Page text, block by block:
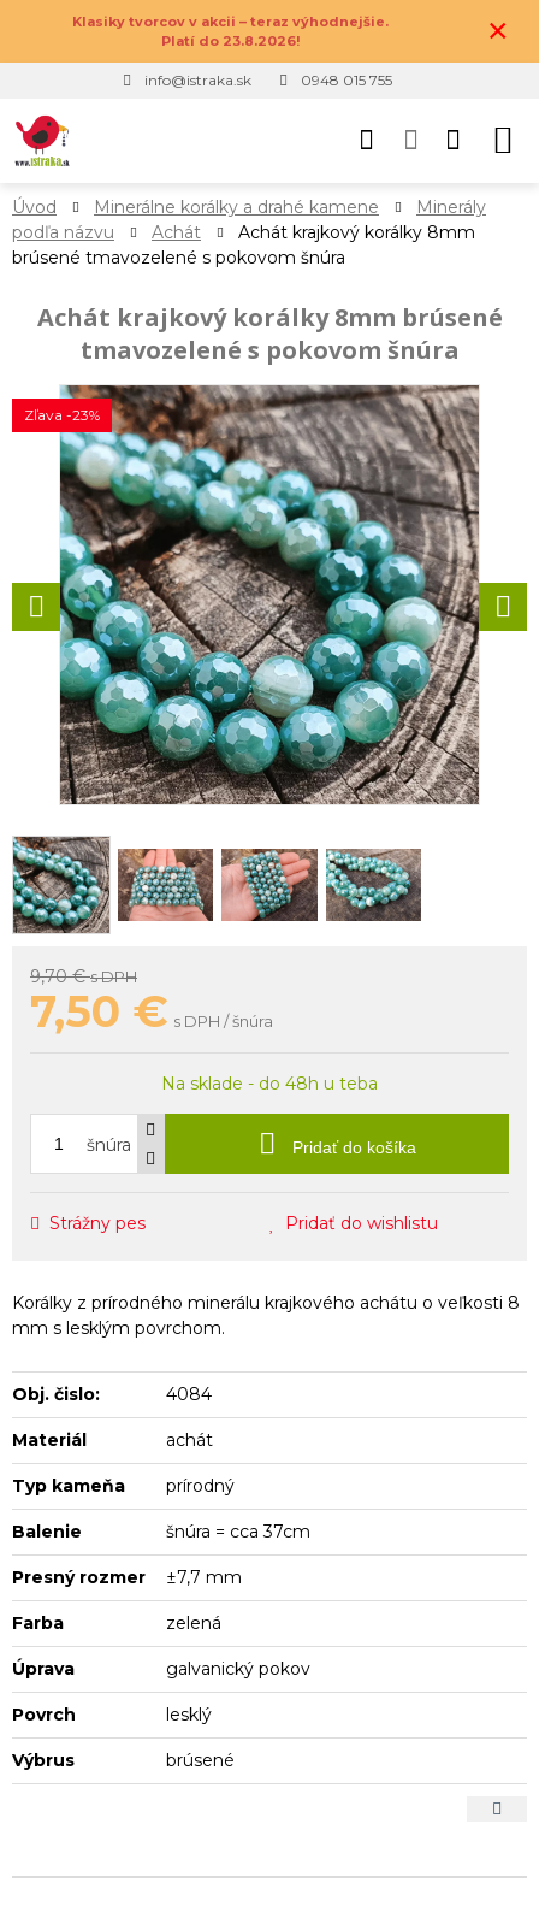
Klasiky tvorcov v akcii – teraz výhodnejšie.
Platí do 23.8.2026!
×
info@istraka.sk 0948 015 755
Úvod Minerálne korálky a drahé kamene
Minerály
podľa názvu
Achát
Achát krajkový korálky 8mm
brúsené tmavozelené s pokovom šnúra
Achát krajkový korálky 8mm brúsené
tmavozelené s pokovom šnúra
Zľava -23%
9,70 €s DPH
7,50 € s DPH / šnúra
Na sklade - do 48h u teba
šnúra Pridať do košíka
Strážny pes Pridať do wishlistu
Korálky z prírodného minerálu krajkového achátu o veľkosti 8
mm s lesklým povrchom.
Obj. čislo: 4084
Materiál achát
Typ kameňa prírodný
Balenie šnúra = cca 37cm
Presný rozmer ±7,7 mm
Farba zelená
Úprava galvanický pokov
Povrch lesklý
Výbrus brúsené